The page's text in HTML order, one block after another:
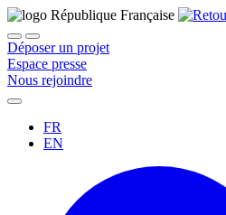
Déposer un projet
Espace presse
Nous rejoindre
FR
EN